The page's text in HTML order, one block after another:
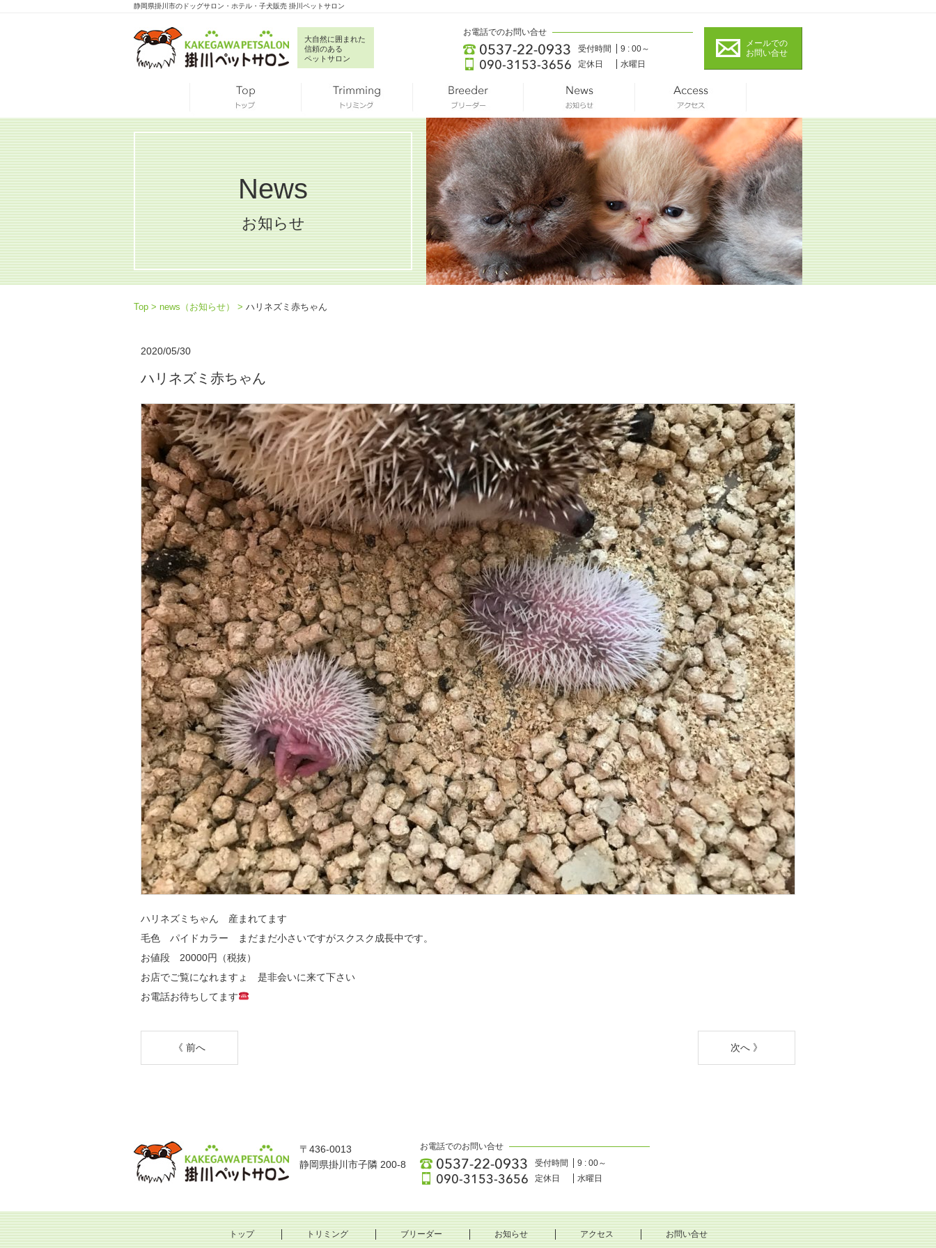
静岡県掛川市のドッグサロン・ホテル・子犬販売 掛川ペットサロン
大自然に囲まれた
信頼のある
ペットサロン
お電話でのお問い合せ
受付時間
9 : 00～
定休日
水曜日
メールでの
お問い合せ
News
お知らせ
Top news（お知らせ） ハリネズミ赤ちゃん
2020/05/30
ハリネズミ赤ちゃん
ハリネズミちゃん 産まれてます
毛色 パイドカラー まだまだ小さいですがスクスク成長中です。
お値段 20000円（税抜）
お店でご覧になれますょ 是非会いに来て下さい
お電話お待ちしてます
《 前へ 次へ 》
〒436-0013
静岡県掛川市子隣 200-8
お電話でのお問い合せ
受付時間
9 : 00～
定休日
水曜日
トップ トリミング ブリーダー お知らせ アクセス お問い合せ